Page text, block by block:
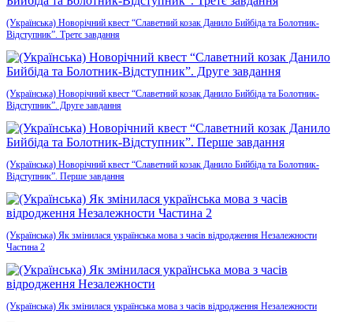
(Українська) Новорічний квест “Славетний козак Данило Бийбіда та Болотник-
Відступник”. Третє завдання
(Українська) Новорічний квест “Славетний козак Данило Бийбіда та Болотник-
Відступник”. Друге завдання
(Українська) Новорічний квест “Славетний козак Данило Бийбіда та Болотник-
Відступник”. Перше завдання
(Українська) Як змінилася українська мова з часів відродження Незалежности
Частина 2
(Українська) Як змінилася українська мова з часів відродження Незалежности